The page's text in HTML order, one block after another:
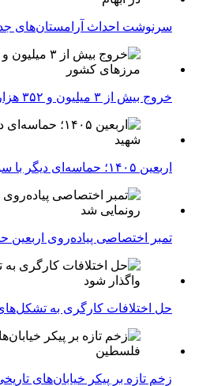
سرنوشت احداث آرامستان‌های
خروج بیش از ۳ میلیون و ۳۵۲ هزار زائر از مرزهای کشور
اربعین ۱۴۰۵؛ حماسه‌ای دیگر با سوگ رهبر شهید
تمبر اختصاصی پیاده‌روی اربعین
حل اختلافات کارگری به
زخم تازه بر پیکر خیابان‌های